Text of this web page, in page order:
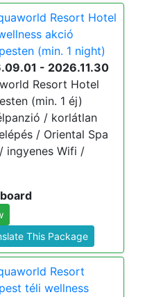
Resort Hotel
akció
(min. 1 night)
- 2026.11.30
Resort Hotel
(min. 1 éj)
/ korlátlan
/ Oriental Spa
ingyenes Wifi /
This Package
Resort
téli wellness